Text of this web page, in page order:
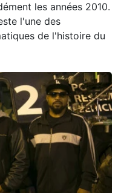
les années 2010.
l'une des
de l'histoire du